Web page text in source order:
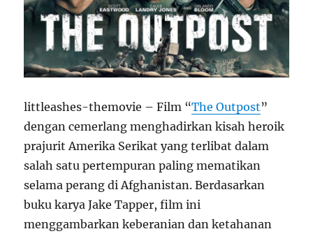
littleashes-themovie – Film “The Outpost”
dengan cemerlang menghadirkan kisah heroik
prajurit Amerika Serikat yang terlibat dalam
salah satu pertempuran paling mematikan
selama perang di Afghanistan. Berdasarkan
buku karya Jake Tapper, film ini
menggambarkan keberanian dan ketahanan